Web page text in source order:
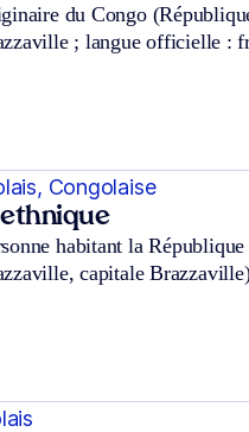
du Congo
; langue officielle :
Congolaise
habitant la
capitale